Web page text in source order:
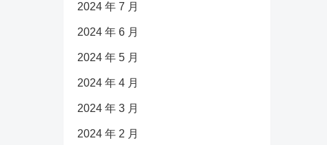
2024 年 7 月
2024 年 6 月
2024 年 5 月
2024 年 4 月
2024 年 3 月
2024 年 2 月